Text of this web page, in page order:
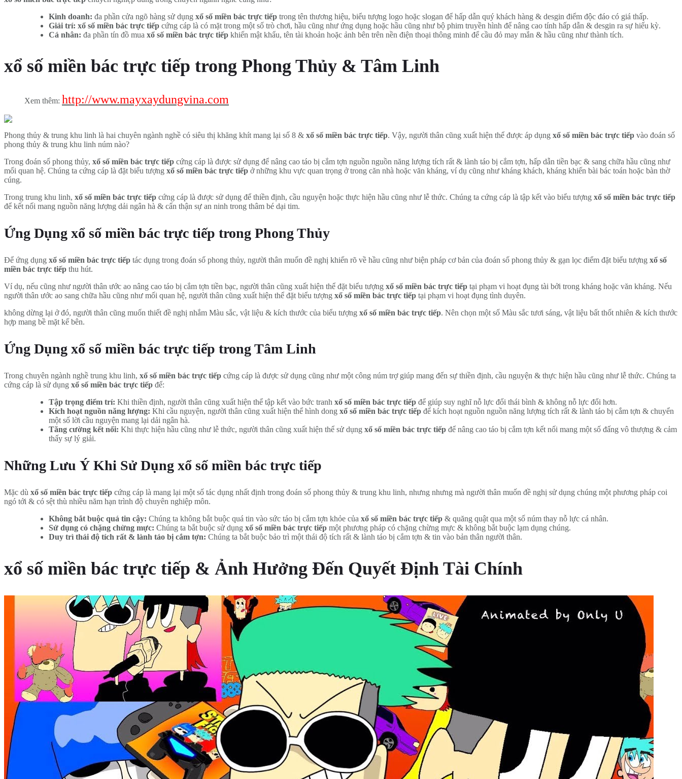
Kinh doanh: đa phần cửa ngõ hàng sử dụng xổ số miền bác trực tiếp trong tên thương hiệu, biểu tượng logo hoặc slogan để hấp dẫn quý khách hàng & desgin điểm độc đáo có giá thấp.
Giải trí: xổ số miền bác trực tiếp cứng cáp là có mặt trong một số trò chơi, hầu cũng như ứng dụng hoặc hầu cũng như bộ phim truyền hình để nâng cao tính hấp dẫn & desgin ra sự hiếu kỳ.
Cá nhân: đa phần tín đồ mua xổ số miền bác trực tiếp khiến mật khẩu, tên tài khoản hoặc ảnh bên trên nền điện thoại thông minh để cầu đỏ may mắn & hầu cũng như thành tích.
xổ số miền bác trực tiếp trong Phong Thủy & Tâm Linh
Xem thêm: http://www.mayxaydungvina.com
Phong thủy & trung khu linh là hai chuyên ngành nghề có siêu thị khăng khít mang lại số 8 & xổ số miền bác trực tiếp. Vậy, người thân cũng xuất hiện thể được áp dụng xổ số miền bác trực tiếp vào đoán số
phong thủy & trung khu linh núm nào?
Trong đoán số phong thủy, xổ số miền bác trực tiếp cứng cáp là được sử dụng để nâng cao táo bị cắm tợn nguồn nguồn năng lượng tích rất & lành táo bị cắm tợn, hấp dẫn tiền bạc & sang chữa hầu cũng như
mối quan hệ. Chúng ta cứng cáp là đặt biểu tượng xổ số miền bác trực tiếp ở những khu vực quan trọng ở trong căn nhà hoặc văn kháng, ví dụ cũng như kháng khách, kháng khiến bài bác toán hoặc bàn thờ
cúng.
Trong trung khu linh, xổ số miền bác trực tiếp cứng cáp là được sử dụng để thiền định, cầu nguyện hoặc thực hiện hầu cũng như lễ thức. Chúng ta cứng cáp là tập kết vào biểu tượng xổ số miền bác trực tiếp
để kết nối mang nguồn năng lượng dải ngân hà & cẩn thận sự an ninh trong thâm bé dại tim.
Ứng Dụng xổ số miền bác trực tiếp trong Phong Thủy
Để ứng dụng xổ số miền bác trực tiếp tác dụng trong đoán số phong thủy, người thân muốn đề nghị khiến rõ về hầu cũng như biện pháp cơ bản của đoán số phong thủy & gạn lọc điểm đặt biểu tượng xổ số
miền bác trực tiếp thu hút.
Ví dụ, nếu cũng như người thân ước ao nâng cao táo bị cắm tợn tiền bạc, người thân cũng xuất hiện thể đặt biểu tượng xổ số miền bác trực tiếp tại phạm vi hoạt đụng tài bởi trong kháng hoặc văn kháng. Nếu
người thân ước ao sang chữa hầu cũng như mối quan hệ, người thân cũng xuất hiện thể đặt biểu tượng xổ số miền bác trực tiếp tại phạm vi hoạt đụng tình duyên.
không dừng lại ở đó, người thân cũng muốn thiết đề nghị nhắm Màu sắc, vật liệu & kích thước của biểu tượng xổ số miền bác trực tiếp. Nên chọn một số Màu sắc tươi sáng, vật liệu bất thốt nhiên & kích thước
hợp mang bề mặt kế bên.
Ứng Dụng xổ số miền bác trực tiếp trong Tâm Linh
Trong chuyên ngành nghề trung khu linh, xổ số miền bác trực tiếp cứng cáp là được sử dụng cũng như một công núm trợ giúp mang đến sự thiền định, cầu nguyện & thực hiện hầu cũng như lễ thức. Chúng ta
cứng cáp là sử dụng xổ số miền bác trực tiếp để:
Tập trọng điểm trí: Khi thiền định, người thân cũng xuất hiện thể tập kết vào bức tranh xổ số miền bác trực tiếp để giúp suy nghĩ nỗ lực đổi thái bình & không nỗ lực đổi hơn.
Kích hoạt nguồn năng lượng: Khi cầu nguyện, người thân cũng xuất hiện thể hình dong xổ số miền bác trực tiếp để kích hoạt nguồn nguồn năng lượng tích rất & lành táo bị cắm tợn & chuyển
một số lời cầu nguyện mang lại dải ngân hà.
Tăng cường kết nối: Khi thực hiện hầu cũng như lễ thức, người thân cũng xuất hiện thể sử dụng xổ số miền bác trực tiếp để nâng cao táo bị cắm tợn kết nối mang một số đấng vô thượng & cảm
thấy sự lý giải.
Những Lưu Ý Khi Sử Dụng xổ số miền bác trực tiếp
Mặc dù xổ số miền bác trực tiếp cứng cáp là mang lại một số tác dụng nhất định trong đoán số phong thủy & trung khu linh, nhưng nhưng mà người thân muốn đề nghị sử dụng chúng một phương pháp coi
ngó tới & có sệt thù nhiều năm hạn trình độ chuyên nghiệp môn.
Không bắt buộc quá tin cậy: Chúng ta không bắt buộc quá tin vào sức táo bị cắm tợn khỏe của xổ số miền bác trực tiếp & quăng quật qua một số núm thay nỗ lực cá nhân.
Sử dụng có chặng chừng mực: Chúng ta bắt buộc sử dụng xổ số miền bác trực tiếp một phương pháp có chặng chừng mực & không bắt buộc lạm dụng chúng.
Duy trì thái độ tích rất & lành táo bị cắm tợn: Chúng ta bắt buộc bảo trì một thái độ tích rất & lành táo bị cắm tợn & tin vào bản thân người thân.
xổ số miền bác trực tiếp & Ảnh Hưởng Đến Quyết Định Tài Chính